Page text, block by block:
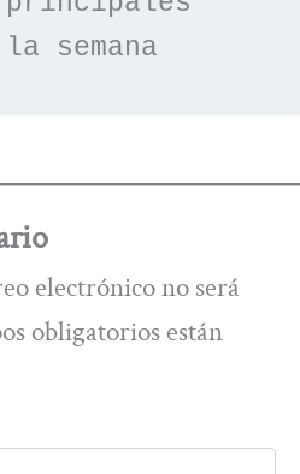
semana
electrónico no será
obligatorios están